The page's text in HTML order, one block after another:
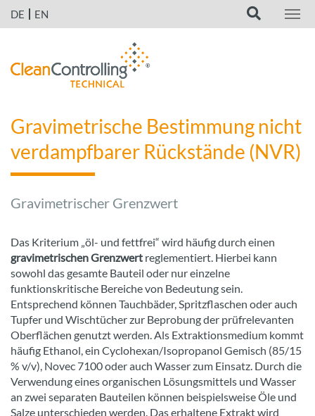
DE EN
Gravimetrische Bestimmung nicht
verdampfbarer Rückstände (NVR)
Gravimetrischer Grenzwert
Das Kriterium „öl- und fettfrei“ wird häufig durch einen
gravimetrischen Grenzwert reglementiert. Hierbei kann
sowohl das gesamte Bauteil oder nur einzelne
funktionskritische Bereiche von Bedeutung sein.
Entsprechend können Tauchbäder, Spritzflaschen oder auch
Tupfer und Wischtücher zur Beprobung der prüfrelevanten
Oberflächen genutzt werden. Als Extraktionsmedium kommt
häufig Ethanol, ein Cyclohexan/Isopropanol Gemisch (85/15
% v/v), Novec 7100 oder auch Wasser zum Einsatz. Durch die
Verwendung eines organischen Lösungsmittels und Wasser
an zwei separaten Bauteilen können beispielsweise Öle und
Salze unterschieden werden. Das erhaltene Extrakt wird